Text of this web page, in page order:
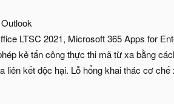
LTSC 2021, Microsoft 365 Apps for
kẻ tấn công thực thi mã từ xa bằng
liên kết độc hại. Lỗ hổng khai thác cơ